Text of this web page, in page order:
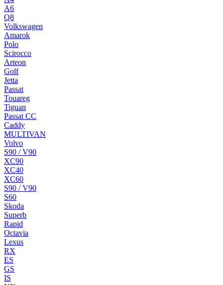
A6
Q8
Volkswagen
Amarok
Polo
Scirocco
Arteon
Golf
Jetta
Passat
Touareg
Tiguan
Passat CC
Caddy
MULTIVAN
Volvo
S90 / V90
XC90
XC40
XC60
S90 / V90
S60
Skoda
Superb
Rapid
Octavia
Lexus
RX
ES
GS
IS